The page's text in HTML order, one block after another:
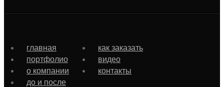
главная
портфолио
о компании
до и после
как заказать
видео
контакты